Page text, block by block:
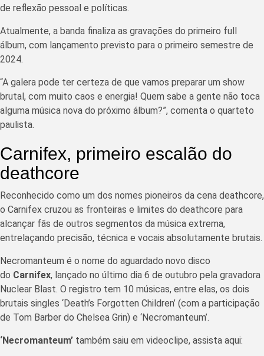
de reflexão pessoal e políticas.
Atualmente, a banda finaliza as gravações do primeiro full
álbum, com lançamento previsto para o primeiro semestre de
2024.
“A galera pode ter certeza de que vamos preparar um show
brutal, com muito caos e energia! Quem sabe a gente não toca
alguma música nova do próximo álbum?”, comenta o quarteto
paulista.
Carnifex, primeiro escalão do
deathcore
Reconhecido como um dos nomes pioneiros da cena deathcore,
o Carnifex cruzou as fronteiras e limites do deathcore para
alcançar fãs de outros segmentos da música extrema,
entrelaçando precisão, técnica e vocais absolutamente brutais.
Necromanteum é o nome do aguardado novo disco
do Carnifex, lançado no último dia 6 de outubro pela gravadora
Nuclear Blast. O registro tem 10 músicas, entre elas, os dois
brutais singles ‘Death’s Forgotten Children’ (com a participação
de Tom Barber do Chelsea Grin) e ‘Necromanteum’.
‘Necromanteum’ também saiu em videoclipe, assista aqui: